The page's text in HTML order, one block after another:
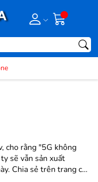
cho rằng "5G không
sẽ vẫn sản xuất
cá